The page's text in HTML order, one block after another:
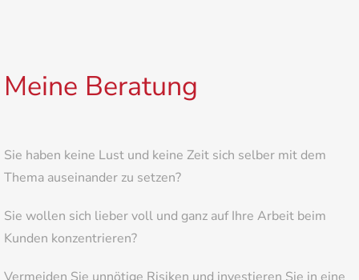
Meine Beratung
Sie haben keine Lust und keine Zeit sich selber mit dem
Thema auseinander zu setzen?
Sie wollen sich lieber voll und ganz auf Ihre Arbeit beim
Kunden konzentrieren?